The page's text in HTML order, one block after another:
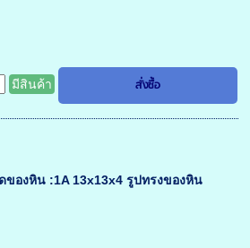
มีสินค้า
องหิน :1A 13x13x4 รูปทรงของหิน